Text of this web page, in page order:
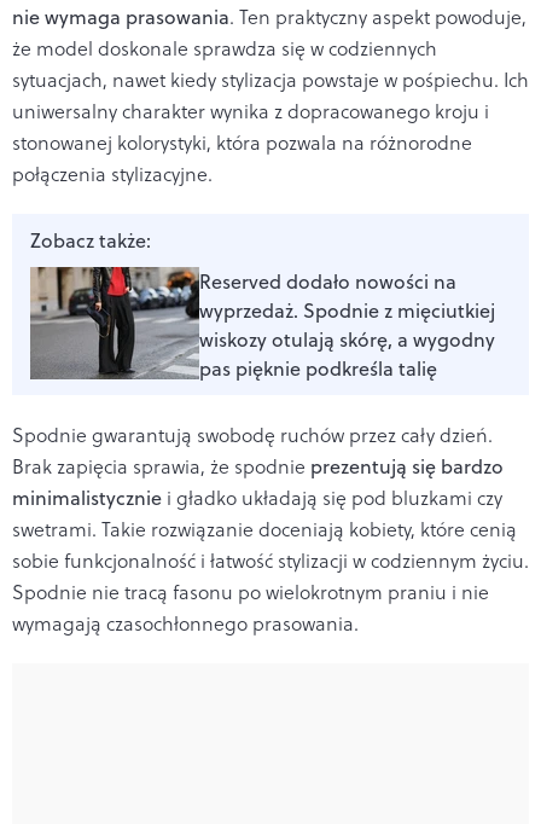
nie wymaga prasowania. Ten praktyczny aspekt powoduje,
że model doskonale sprawdza się w codziennych
sytuacjach, nawet kiedy stylizacja powstaje w pośpiechu. Ich
uniwersalny charakter wynika z dopracowanego kroju i
stonowanej kolorystyki, która pozwala na różnorodne
połączenia stylizacyjne.
Zobacz także:
Reserved dodało nowości na
wyprzedaż. Spodnie z mięciutkiej
wiskozy otulają skórę, a wygodny
pas pięknie podkreśla talię
Spodnie gwarantują swobodę ruchów przez cały dzień.
Brak zapięcia sprawia, że spodnie prezentują się bardzo
minimalistycznie i gładko układają się pod bluzkami czy
swetrami. Takie rozwiązanie doceniają kobiety, które cenią
sobie funkcjonalność i łatwość stylizacji w codziennym życiu.
Spodnie nie tracą fasonu po wielokrotnym praniu i nie
wymagają czasochłonnego prasowania.